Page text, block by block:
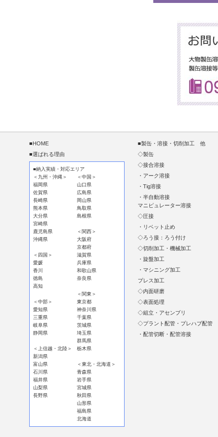
■HOME
■選ばれる理由
■製缶・溶接・切削加工 他
◇製缶
◇接合溶接
・アーク溶接
・Tig溶接
・半自動溶接
マニピュレーター溶接
◇圧接
・リベット止め
◇ろう接：ろう付け
◇切削加工・機械加工
・旋盤加工
・マシニング加工
プレス加工
◇内面研磨
◇表面処理
◇組立・アセンブリ
◇プラント配管・プレハブ配管
・配管切断・配管溶接
■納入実績・対応エリア
＜九州・沖縄＞
福岡県
佐賀県
長崎県
熊本県
大分県
宮崎県
鹿児島県
沖縄県
＜四国＞
愛媛
香川
徳島
高知
＜中部＞
愛知県
三重県
岐阜県
静岡県
＜上信越・北陸＞
新潟県
富山県
石川県
福井県
山梨県
長野県
＜中国＞
山口県
広島県
岡山県
鳥取県
島根県
＜関西＞
大阪府
京都府
滋賀県
兵庫県
和歌山県
奈良県
＜関東＞
東京都
神奈川県
千葉県
茨城県
埼玉県
群馬県
栃木県
＜東北・北海道＞
青森県
岩手県
宮城県
秋田県
山形県
福島県
北海道